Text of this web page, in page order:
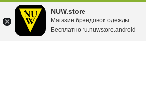
NUW.store
Магазин брендовой одежды
Бесплатно ru.nuwstore.android